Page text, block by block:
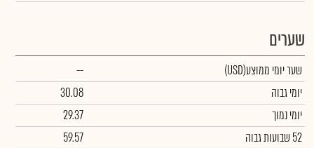
שערים
שער יומי ממוצע(USD)
--
יומי גבוה
30.08
יומי נמוך
29.37
52 שבועות גבוה
59.57